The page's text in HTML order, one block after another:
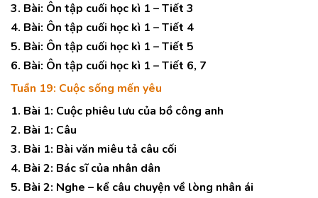
3. Bài: Ôn tập cuối học kì 1 – Tiết 3
4. Bài: Ôn tập cuối học kì 1 – Tiết 4
5. Bài: Ôn tập cuối học kì 1 – Tiết 5
6. Bài: Ôn tập cuối học kì 1 – Tiết 6, 7
Tuần 19: Cuộc sống mến yêu
1. Bài 1: Cuộc phiêu lưu của bồ công anh
2. Bài 1: Câu
3. Bài 1: Bài văn miêu tả câu cối
4. Bài 2: Bác sĩ của nhân dân
5. Bài 2: Nghe – kể câu chuyện về lòng nhân ái